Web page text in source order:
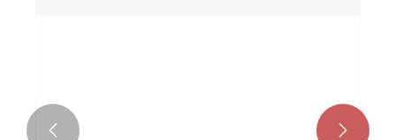
 